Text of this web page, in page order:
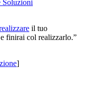
Soluzioni
il tuo
finirai col realizzarlo.”
]